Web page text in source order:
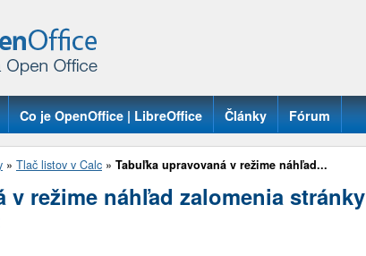
Co je OpenOffice | LibreOffice Články Fórum
» Tlač listov v Calc » Tabuľka upravovaná v režime náhľad...
v režime náhľad zalomenia stránky